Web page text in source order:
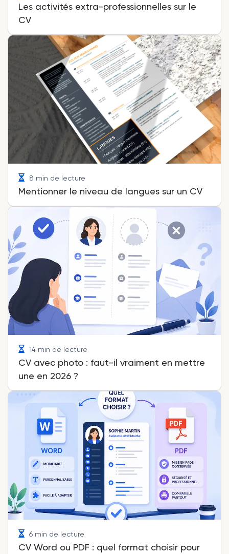
Les activités extra-professionnelles sur le
CV
8 min de lecture
Mentionner le niveau de langues sur un CV
14 min de lecture
CV avec photo : faut-il vraiment en mettre
une en 2026 ?
6 min de lecture
CV Word ou PDF : quel format choisir pour